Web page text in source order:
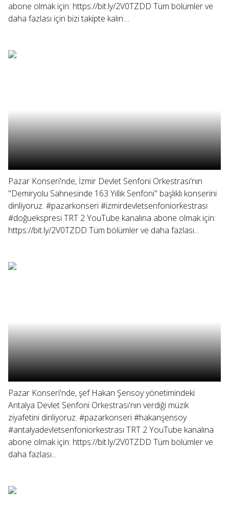
abone olmak için: https://bit.ly/2V0TZDD Tüm bölümler ve
daha fazlası için bizi takipte kalın:...
Pazar Konseri'nde, İzmir Devlet Senfoni Orkestrası'nın
"Demiryolu Sahnesinde 163 Yıllık Senfoni" başlıklı konserini
dinliyoruz. #pazarkonseri #izmirdevletsenfoniorkestrası
#doğuekspresi TRT 2 YouTube kanalına abone olmak için:
https://bit.ly/2V0TZDD Tüm bölümler ve daha fazlası...
Pazar Konseri'nde, şef Hakan Şensoy yönetimindeki
Antalya Devlet Senfoni Orkestrası'nın verdiği müzik
ziyafetini dinliyoruz. #pazarkonseri #hakanşensoy
#antalyadevletsenfoniorkestrası TRT 2 YouTube kanalına
abone olmak için: https://bit.ly/2V0TZDD Tüm bölümler ve
daha fazlası...